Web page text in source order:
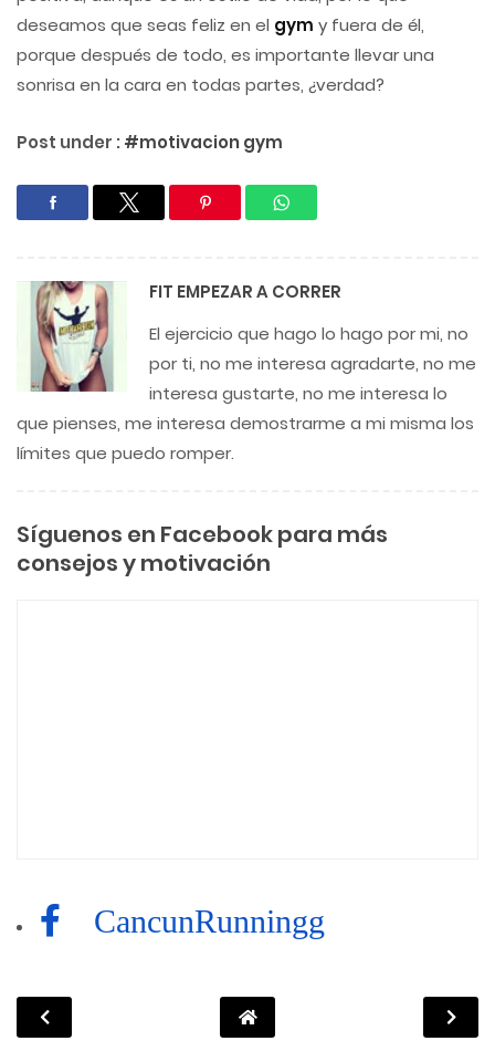
deseamos que seas feliz en el gym y fuera de él,
porque después de todo, es importante llevar una
sonrisa en la cara en todas partes, ¿verdad?
Post under :#motivacion gym
FIT EMPEZAR A CORRER
El ejercicio que hago lo hago por mi, no
por ti, no me interesa agradarte, no me
interesa gustarte, no me interesa lo
que pienses, me interesa demostrarme a mi misma los
límites que puedo romper.
Síguenos en Facebook para más
consejos y motivación
CancunRunningg